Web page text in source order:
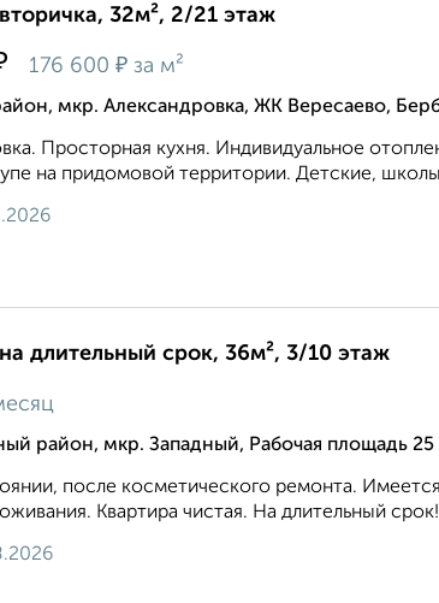
32м², 2/21 этаж
176 600 ₽ за м²
мкр. Александровка, ЖК Вересаево,
Просторная кухня. Индивидуальное
на придомовой территории. Детские,
длительный срок, 36м², 3/10 этаж
район, мкр. Западный, Рабочая площадь 25
после косметического ремонта.
Квартира чистая. На длительный